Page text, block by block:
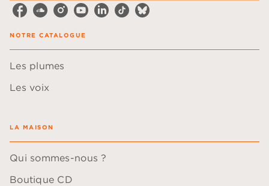
NOTRE CATALOGUE
Les plumes
Les voix
LA MAISON
Qui sommes-nous ?
Boutique CD